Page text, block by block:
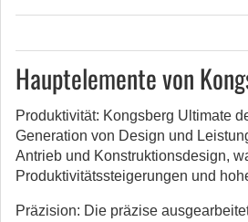
Hauptelemente von
Produktivität: Kongsberg Ultimate
Generation von Design und
Antrieb und Konstruktionsdesign,
Produktivitätssteigerungen und
Präzision: Die präzise